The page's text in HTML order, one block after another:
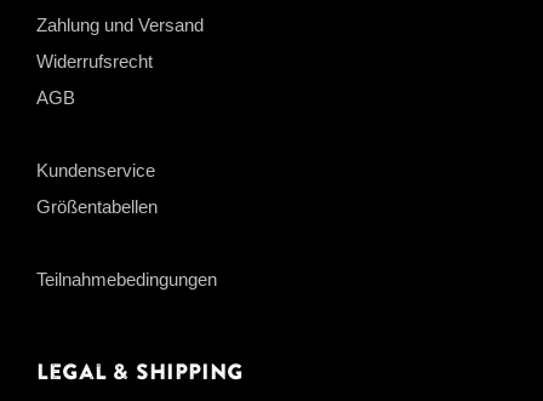
Zahlung und Versand
Widerrufsrecht
AGB
Kundenservice
Größentabellen
Teilnahmebedingungen
Legal & Shipping